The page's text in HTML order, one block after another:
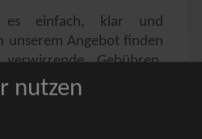
einfach, klar und
unserem Angebot finden
Gebühren,
oder ähnliches.
ausschließlich
Sitzplätze, welche
nutzen